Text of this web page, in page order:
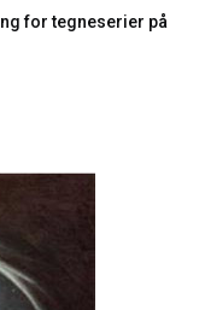
for tegneserier på